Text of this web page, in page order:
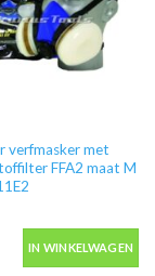
verfmasker met
FFA2 maat M
verfmasker met actief
IN WINKELWAGEN